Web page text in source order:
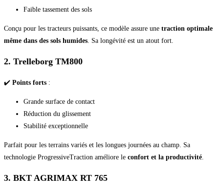
Faible tassement des sols
Conçu pour les tracteurs puissants, ce modèle assure une traction optimale
même dans des sols humides . Sa longévité est un atout fort.
2. Trelleborg TM800
✔️ Points forts :
Grande surface de contact
Réduction du glissement
Stabilité exceptionnelle
Parfait pour les terrains variés et les longues journées au champ. Sa
technologie ProgressiveTraction améliore le confort et la productivité
3. BKT AGRIMAX RT 765